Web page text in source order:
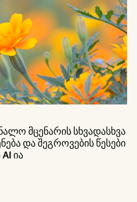
მცენარის სხვადასხვა
და შეგროვების წესები
ია